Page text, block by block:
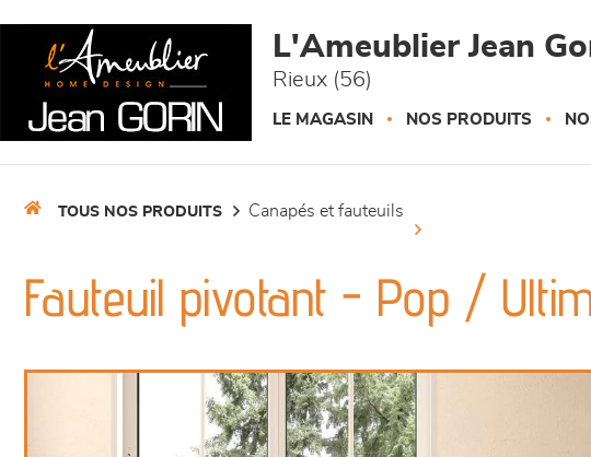
L'Ameublier Jean
Rieux (56)
LE MAGASIN NOS PRODUITS
TOUS NOS PRODUITS canapés et fauteuils
Fauteuil pivotant - Pop /